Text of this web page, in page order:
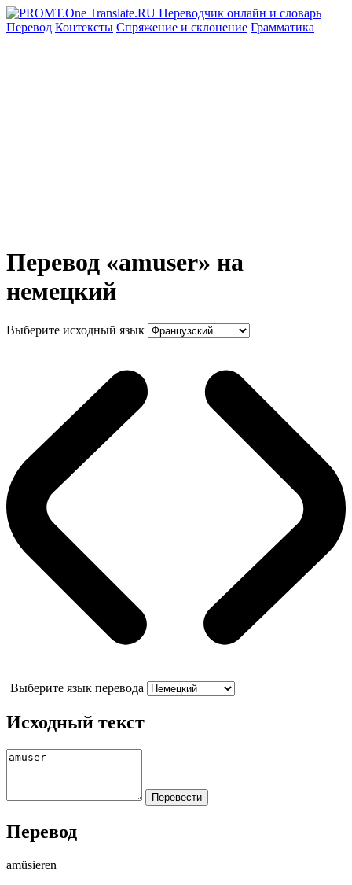
Перевод Контексты Спряжение и склонение Грамматика
Перевод «amuser» на
немецкий
Выберите исходный язык
Выберите язык перевода
Исходный текст
Перевод
amüsieren